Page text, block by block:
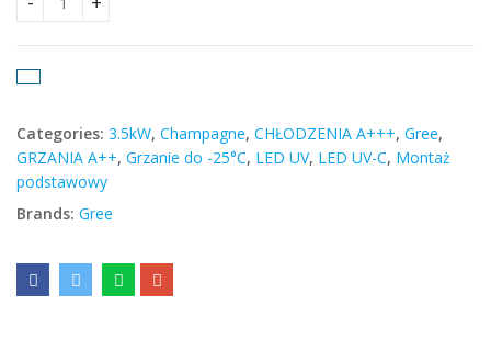
Gree Airy Champagne 3.5kW quantity
Categories: 3.5kW, Champagne, CHŁODZENIA A+++, Gree,
GRZANIA A++, Grzanie do -25°C, LED UV, LED UV-C, Montaż
podstawowy
Brands: Gree